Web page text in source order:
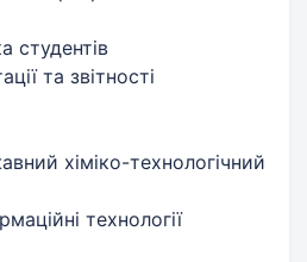
студентів
та звітності
хіміко-технологічний
технології